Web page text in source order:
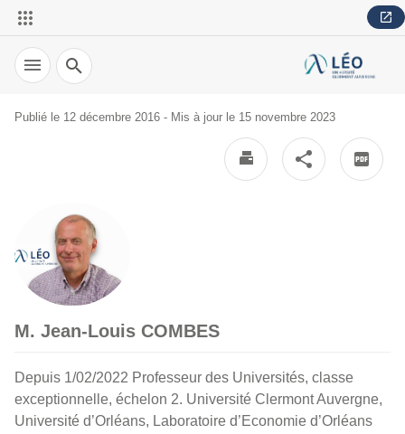
Recherche
Publié le 12 décembre 2016 - Mis à jour le 15 novembre 2023
M. Jean-Louis COMBES
Depuis 1/02/2022 Professeur des Universités, classe
exceptionnelle, échelon 2. Université Clermont Auvergne,
Université d’Orléans, Laboratoire d’Economie d’Orléans